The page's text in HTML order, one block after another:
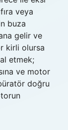
veya
buza
gelir ve
kirli olursa
etmek;
ve motor
doğru